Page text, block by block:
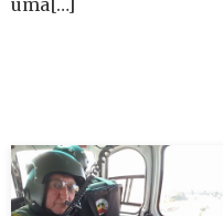
uma[…]